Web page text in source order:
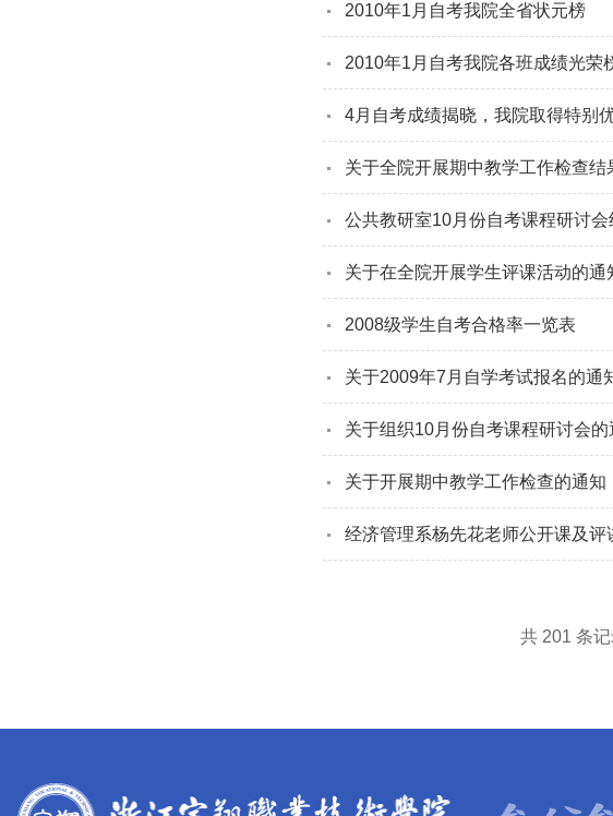
2010年1月自考我院全省状元榜
2010年1月自考我院各班成绩光荣
4月自考成绩揭晓，我院取得特别
关于全院开展期中教学工作检查结
公共教研室10月份自考课程研讨会
关于在全院开展学生评课活动的通
2008级学生自考合格率一览表
关于2009年7月自学考试报名的通
关于组织10月份自考课程研讨会的
关于开展期中教学工作检查的通知
经济管理系杨先花老师公开课及评
共 201 条